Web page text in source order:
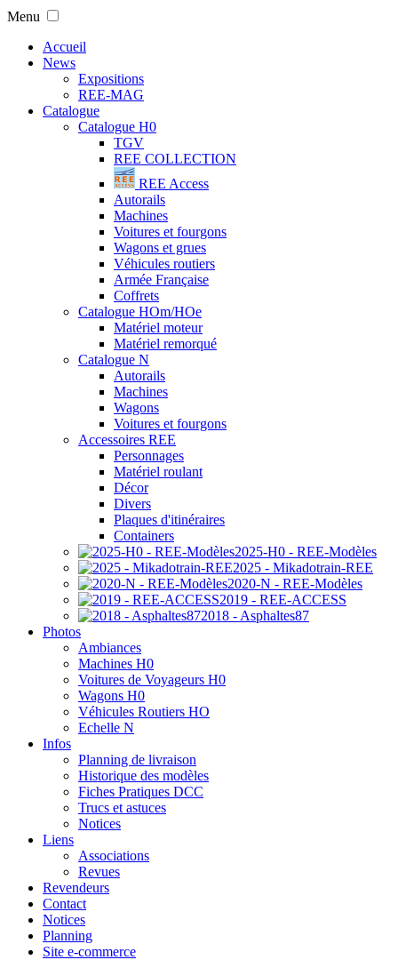
Menu
Accueil
News
Expositions
REE-MAG
Catalogue
Catalogue H0
TGV
REE COLLECTION
REE Access
Autorails
Machines
Voitures et fourgons
Wagons et grues
Véhicules routiers
Armée Française
Coffrets
Catalogue HOm/HOe
Matériel moteur
Matériel remorqué
Catalogue N
Autorails
Machines
Wagons
Voitures et fourgons
Accessoires REE
Personnages
Matériel roulant
Décor
Divers
Plaques d'itinéraires
Containers
2025-H0 - REE-Modèles
2025 - Mikadotrain-REE
2020-N - REE-Modèles
2019 - REE-ACCESS
2018 - Asphaltes87
Photos
Ambiances
Machines H0
Voitures de Voyageurs H0
Wagons H0
Véhicules Routiers HO
Echelle N
Infos
Planning de livraison
Historique des modèles
Fiches Pratiques DCC
Trucs et astuces
Notices
Liens
Associations
Revues
Revendeurs
Contact
Notices
Planning
Site e-commerce